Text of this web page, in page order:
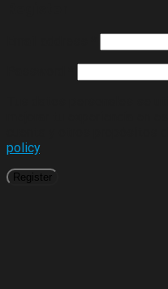
policy.
Register